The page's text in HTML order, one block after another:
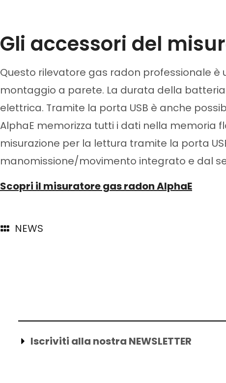
Gli accessori del
Questo rilevatore gas radon professionale
montaggio a parete. La durata della
elettrica. Tramite la porta USB è anche
AlphaE memorizza tutti i dati nella memoria
misurazione per la lettura tramite la porta
manomissione/movimento integrato e dal
Scopri il misuratore gas radon AlphaE
NEWS
Iscriviti alla nostra NEWSLETTER